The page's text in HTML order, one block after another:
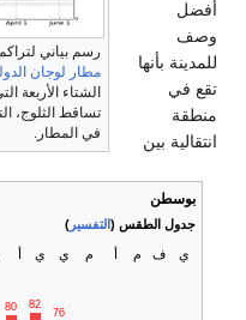
فصل الشتاء في
من عام 1938 حتى 2015. تتميز شهور
الثلوج. بيانات
من محطة الطقس
المناخين. عادةً ما
يكون الصيف دافئًا
الشتاء باردًا وعاصفًا،